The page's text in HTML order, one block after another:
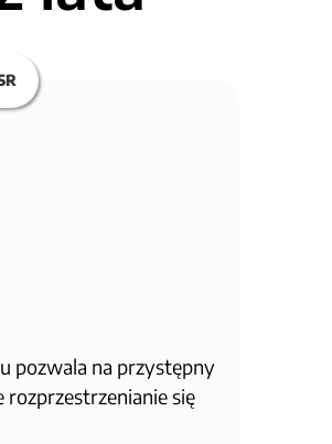
pozwala na przystępny
się